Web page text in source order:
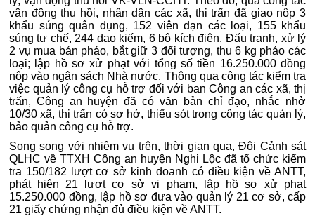
vận động thu hồi, nhân dân các xã, thị trấn đã giao nộp 3
khẩu súng quân dụng, 152 viên đạn các loại, 155 khẩu
súng tự chế, 244 dao kiếm, 6 bộ kích điện. Đấu tranh, xử lý
2 vụ mua bán pháo, bắt giữ 3 đối tượng, thu 6 kg pháo các
loại; lập hồ sơ xử phạt với tổng số tiền 16.250.000 đồng
nộp vào ngân sách Nhà nước. Thông qua công tác kiểm tra
việc quản lý công cụ hỗ trợ đối với ban Công an các xã, thị
trấn, Công an huyện đã có văn bản chỉ đạo, nhắc nhở
10/30 xã, thị trấn có sơ hở, thiếu sót trong công tác quản lý,
bảo quản công cụ hỗ trợ.
Song song với nhiệm vụ trên, thời gian qua, Đội Cảnh sát
QLHC về TTXH Công an huyện Nghi Lộc đã tổ chức kiểm
tra 150/182 lượt cơ sở kinh doanh có điều kiện về ANTT,
phát hiện 21 lượt cơ sở vi phạm, lập hồ sơ xử phạt
15.250.000 đồng, lập hồ sơ đưa vào quản lý 21 cơ sở, cấp
21 giấy chứng nhận đủ điều kiện về ANTT.